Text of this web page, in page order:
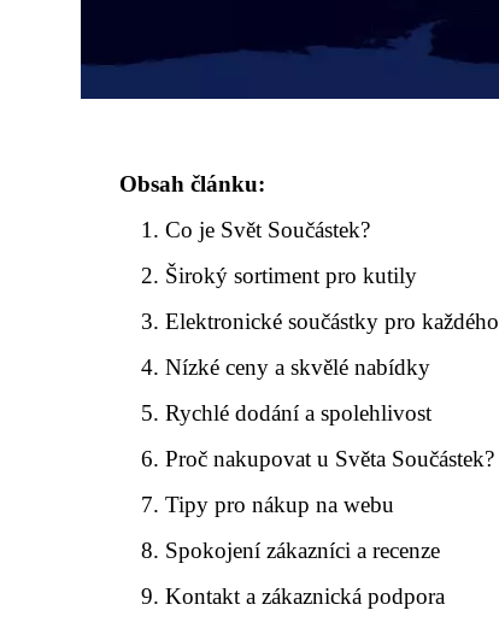
Obsah článku:
Co je Svět Součástek?
Široký sortiment pro kutily
Elektronické součástky pro každého
Nízké ceny a skvělé nabídky
Rychlé dodání a spolehlivost
Proč nakupovat u Světa Součástek?
Tipy pro nákup na webu
Spokojení zákazníci a recenze
Kontakt a zákaznická podpora